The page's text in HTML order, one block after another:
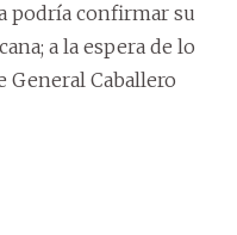
podría confirmar su
a la espera de lo
General Caballero